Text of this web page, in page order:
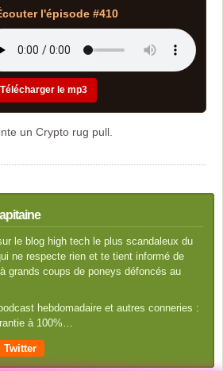
l'épisode #410
le mp3
un Crypto rug pull.
le blog high tech le plus scandaleux du
ne respecte rien et te tient informé de
grands coups de poneys défoncés au
hebdomadaire et autres conneries :
à 100%…
Twitter